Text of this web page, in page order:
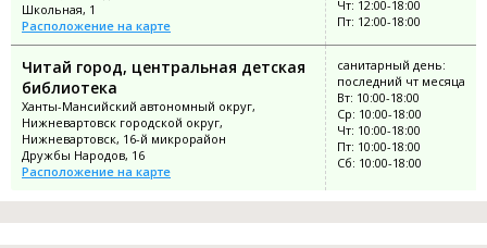
Школьная, 1
Расположение на карте
Чт: 12:00-18:00
Пт: 12:00-18:00
Читай город, центральная детская
библиотека
Ханты-Мансийский автономный округ,
Нижневартовск городской округ,
Нижневартовск, 16-й микрорайон
Дружбы Народов, 16
Расположение на карте
санитарный день:
последний чт месяца
Вт: 10:00-18:00
Ср: 10:00-18:00
Чт: 10:00-18:00
Пт: 10:00-18:00
Сб: 10:00-18:00